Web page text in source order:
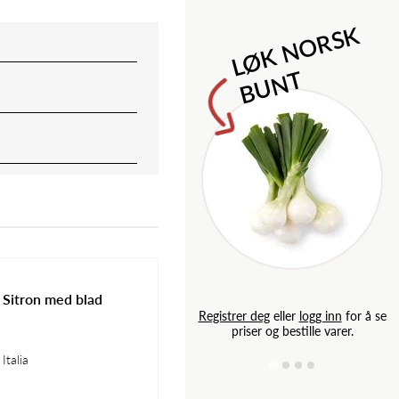
L
Ø
K
N
O
R
S
K
B
U
N
T
Registrer degeller logg inn for å se
priser og bestille varer.
Sitron med blad
Italia